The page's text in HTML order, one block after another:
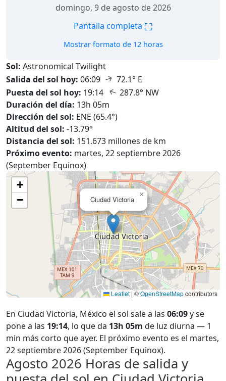
domingo, 9 de agosto de 2026
Pantalla completa ⛶
Mostrar formato de 12 horas
Sol: Astronomical Twilight
Salida del sol hoy: 06:09 ↑ 72.1° E
Puesta del sol hoy: 19:14 ↑ 287.8° NW
Duración del día: 13h 05m
Dirección del sol: ENE (65.4°)
Altitud del sol: -13.79°
Distancia del sol: 151.673 millones de km
Próximo evento: martes, 22 septiembre 2026
(September Equinox)
Ciudad Victoria
×
+
−
Leaflet |©OpenStreetMapcontributors
En Ciudad Victoria, México el sol sale a las 06:09y se
pone a las 19:14, lo que da 13h 05m de luz diurna — 1
min más corto que ayer. El próximo evento es el martes,
22 septiembre 2026 (September Equinox).
Agosto 2026 Horas de salida y